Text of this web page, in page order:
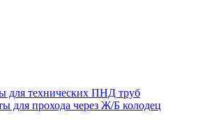
для технических ПНД труб
для прохода через Ж/Б колодец